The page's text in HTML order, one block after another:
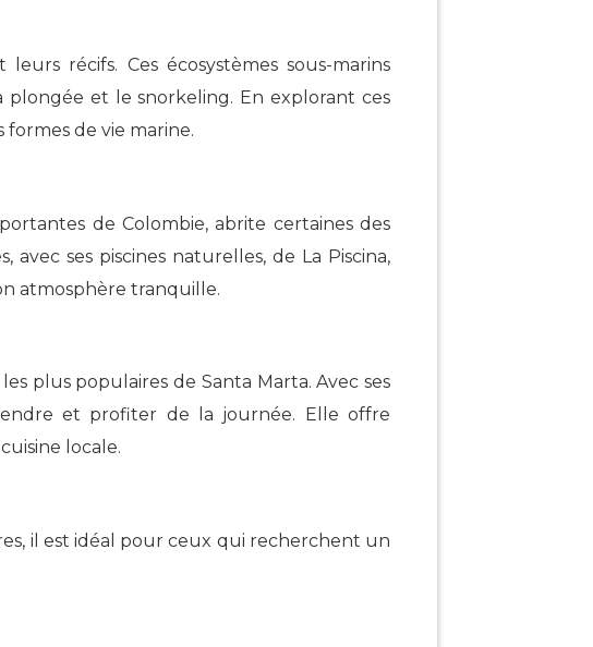
récifs. Ces écosystèmes sous-marins
et le snorkeling. En explorant ces
de vie marine.
de Colombie, abrite certaines des
ses piscines naturelles, de La Piscina,
atmosphère tranquille.
plus populaires de Santa Marta. Avec ses
et profiter de la journée. Elle offre
locale.
il est idéal pour ceux qui recherchent un